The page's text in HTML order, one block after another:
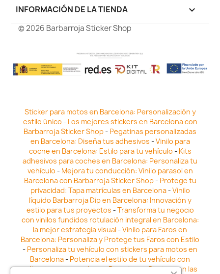
INFORMACIÓN DE LA TIENDA keyboard_arrow_down
© 2026 Barbarroja Sticker Shop
Sticker para motos en Barcelona: Personalización y
estilo único - Los mejores stickers en Barcelona con
Barbarroja Sticker Shop- Pegatinas personalizadas
en Barcelona: Diseña tus adhesivos -Vinilo para
coche en Barcelona: Estilo para tu vehículo - Kits
adhesivos para coches en Barcelona: Personaliza tu
vehículo - Mejora tu conducción: Vinilo parasol en
Barcelona con Barbarroja Sticker Shop- Protege tu
privacidad: Tapa matrículas en Barcelona-Vinilo
líquido Barbarroja Dip en Barcelona: Innovación y
estilo para tus proyectos -Transforma tu negocio
con vinilos fundidos rotulación integral en Barcelona:
la mejor estrategia visual -Vinilo para Faros en
Barcelona: Personaliza y Protege tus Faros con Estilo
- Personaliza tu vehículo con stickers para motos en
Barcelona- Potencia el estilo de tu vehículo con
adhesivos para coche en Barcelona-Destaca en las